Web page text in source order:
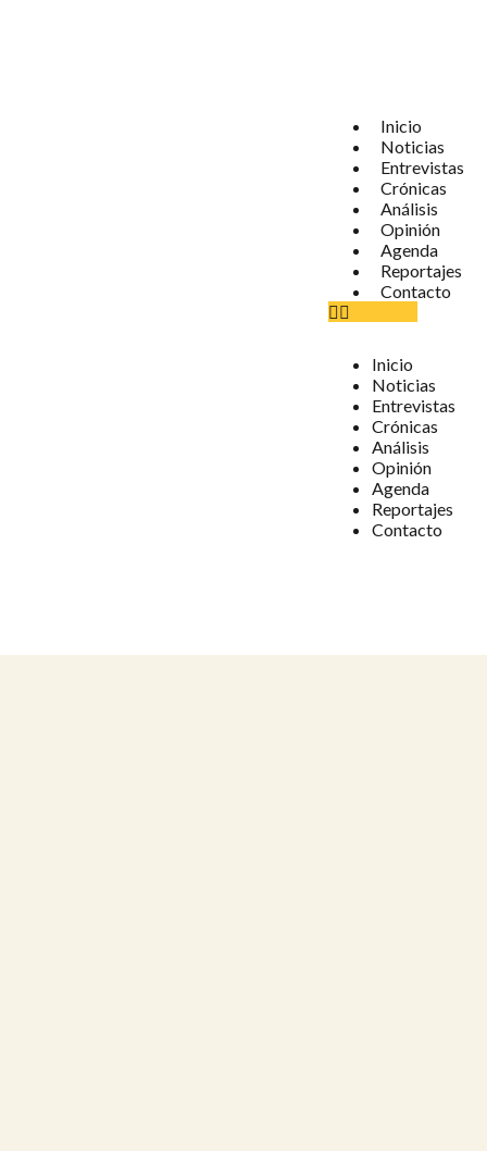
Inicio
Noticias
Entrevistas
Crónicas
Análisis
Opinión
Agenda
Reportajes
Contacto
Inicio
Noticias
Entrevistas
Crónicas
Análisis
Opinión
Agenda
Reportajes
Contacto